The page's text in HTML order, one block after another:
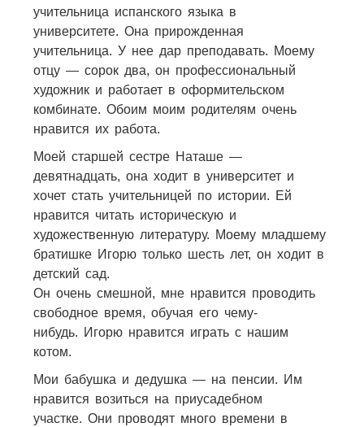
учительница испанского языка в
университете. Она прирожденная
учительница. У нее дар преподавать. Моему
отцу — сорок два, он профессиональный
художник и работает в оформительском
комбинате. Обоим моим родителям очень
нравится их работа.
Моей старшей сестре Наташе —
девятнадцать, она ходит в университет и
хочет стать учительницей по истории. Ей
нравится читать историческую и
художественную литературу. Моему младшему
братишке Игорю только шесть лет, он ходит в
детский сад.
Он очень смешной, мне нравится проводить
свободное время, обучая его чему-
нибудь. Игорю нравится играть с нашим
котом.
Мои бабушка и дедушка — на пенсии. Им
нравится возиться на приусадебном
участке. Они проводят много времени в